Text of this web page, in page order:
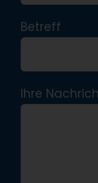
Betreff
Ihre